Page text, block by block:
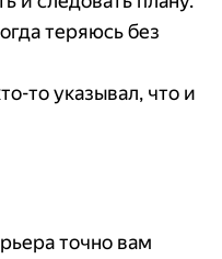
теряюсь без
то указывал, что и
точно вам